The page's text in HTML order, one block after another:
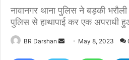
नावानगर थाना पुलिस ने बड़की
पुलिस से हाथापाई कर एक अपराधी
BR Darshan May 8, 2023